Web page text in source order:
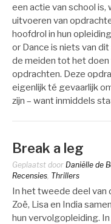
een actie van school is,
uitvoeren van
hoofdrol in hun
or Dance is niets van
de meiden tot het
opdrachten. Deze
eigenlijk té gevaarlijk
zijn – want inmiddels
Break a leg
Geplaatst door Daniëlle de
Recensies, Thrillers
In het tweede deel van
Zoë, Lisa en India
hun vervolgopleiding.